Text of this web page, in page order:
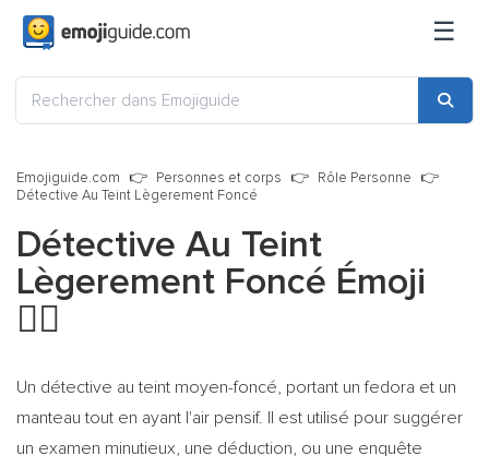
☰
Emojiguide.com Personnes et corps
Rôle Personne
Détective Au Teint Lègerement Foncé
Détective Au Teint
Lègerement Foncé Émoji
🕵🏾
Un détective au teint moyen-foncé, portant un fedora et un
manteau tout en ayant l'air pensif. Il est utilisé pour suggérer
un examen minutieux, une déduction, ou une enquête